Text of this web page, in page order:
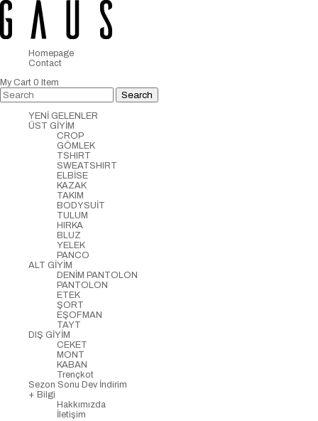
Homepage
Contact
My Cart 0 Item
YENİ GELENLER
ÜST GİYİM
CROP
GÖMLEK
TSHIRT
SWEATSHIRT
ELBİSE
KAZAK
TAKIM
BODYSUİT
TULUM
HIRKA
BLUZ
YELEK
PANCO
ALT GİYİM
DENİM PANTOLON
PANTOLON
ETEK
ŞORT
EŞOFMAN
TAYT
DIŞ GİYİM
CEKET
MONT
KABAN
Trençkot
Sezon Sonu Dev İndirim
+ Bilgi
Hakkımızda
İletişim